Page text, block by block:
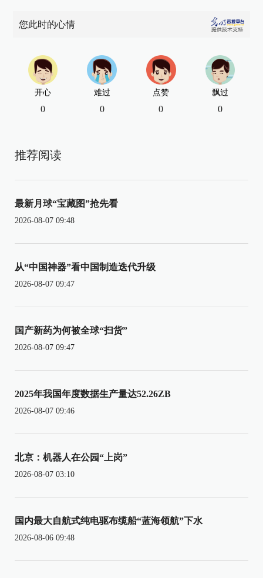
您此时的心情
开心
0
难过
0
点赞
0
飘过
0
推荐阅读
最新月球“宝藏图”抢先看
2026-08-07 09:48
从“中国神器”看中国制造迭代升级
2026-08-07 09:47
国产新药为何被全球“扫货”
2026-08-07 09:47
2025年我国年度数据生产量达52.26ZB
2026-08-07 09:46
北京：机器人在公园“上岗”
2026-08-07 03:10
国内最大自航式纯电驱布缆船“蓝海领航”下水
2026-08-06 09:48